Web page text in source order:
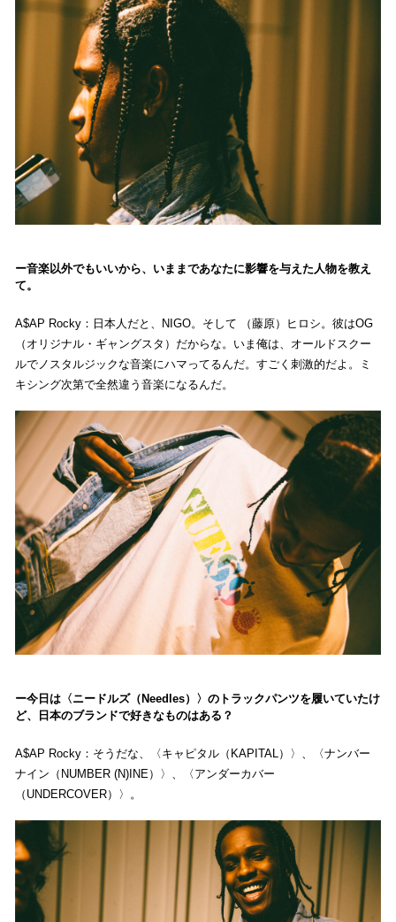
音楽以外でもいいから、いままであなたに影響を与えた人物を教え
て。
A$AP Rocky：日本人だと、NIGO。そして （藤原）ヒロシ。彼はOG
（オリジナル・ギャングスタ）だからな。いま俺は、オールドスクー
ルでノスタルジックな音楽にハマってるんだ。すごく刺激的だよ。ミ
キシング次第で全然違う音楽になるんだ。
今日は〈ニードルズ（Needles）〉のトラックパンツを履いていたけ
ど、日本のブランドで好きなものはある？
A$AP Rocky：そうだな、〈キャピタル（KAPITAL）〉、〈ナンバー
ナイン（NUMBER (N)INE）〉、〈アンダーカバー
（UNDERCOVER）〉。